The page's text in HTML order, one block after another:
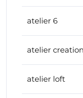
atelier 6
atelier creation
atelier loft